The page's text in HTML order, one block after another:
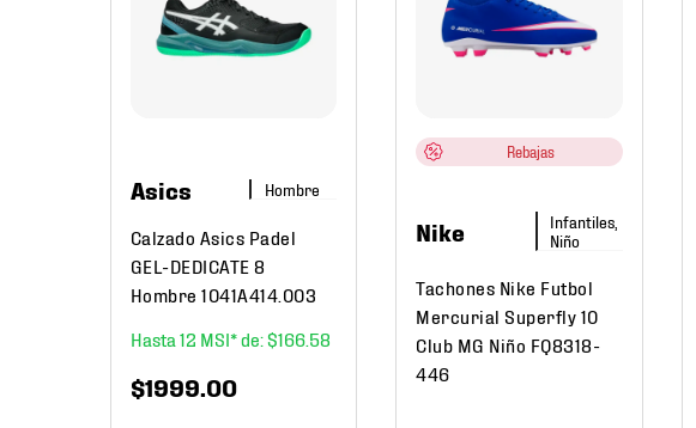
Asics Hombre
Calzado Asics Padel
GEL-DEDICATE 8
Hombre 1041A414.003
12
$166. 58
$1999.00
Rebajas
Nike
Infantiles,
Niño
Tachones Nike Futbol
Mercurial Superfly 10
Club MG Niño FQ8318-
446